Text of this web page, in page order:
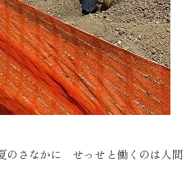
のさなかに せっせと働くのは人間